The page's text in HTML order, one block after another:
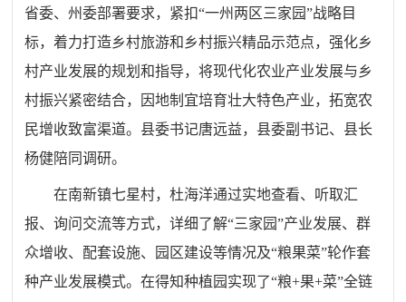
省委、州委部署要求，紧扣“一州两区三家园”战略目
标，着力打造乡村旅游和乡村振兴精品示范点，强化乡
村产业发展的规划和指导，将现代化农业产业发展与乡
村振兴紧密结合，因地制宜培育壮大特色产业，拓宽农
民增收致富渠道。县委书记唐远益，县委副书记、县长
杨健陪同调研。
在南新镇七星村，杜海洋通过实地查看、听取汇
报、询问交流等方式，详细了解“三家园”产业发展、群
众增收、配套设施、园区建设等情况及“粮果菜”轮作套
种产业发展模式。在得知种植园实现了“粮+果+菜”全链